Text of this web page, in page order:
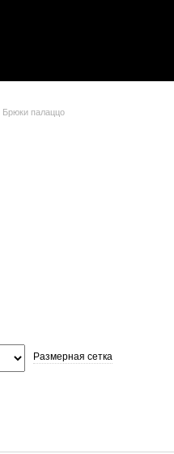
Брюки палаццо
Размерная сетка